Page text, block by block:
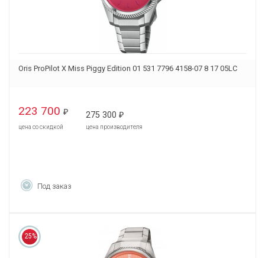
Oris ProPilot X Miss Piggy Edition 01 531 7796 4158-07 8 17 05LC
223 700 ₽
цена со скидкой
275 300 ₽
цена производителя
Под заказ
25%